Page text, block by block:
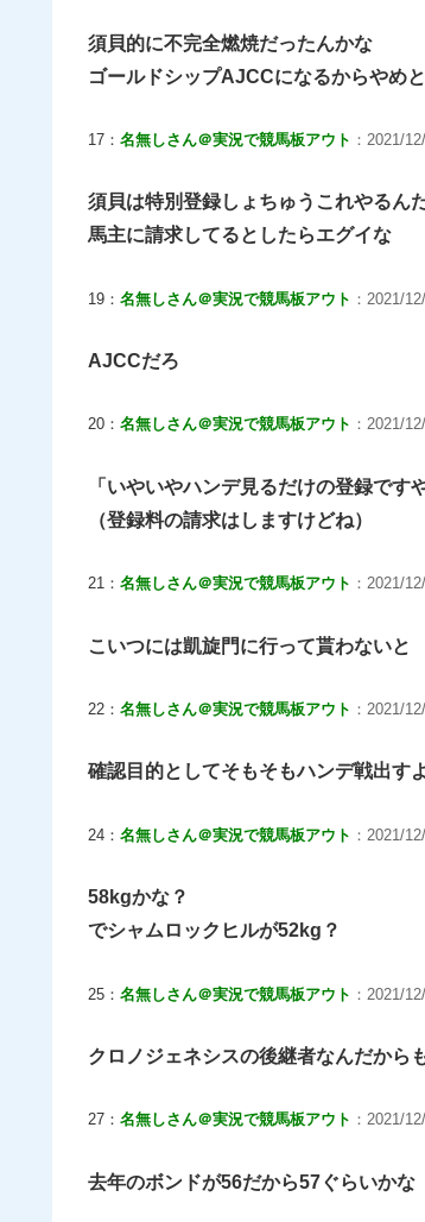
須貝的に不完全燃焼だったんかな
ゴールドシップAJCCになるからやめ
17： 名無しさん＠実況で競馬板アウト ：2021/
須貝は特別登録しょちゅうこれやるん
馬主に請求してるとしたらエグイな
19： 名無しさん＠実況で競馬板アウト ：2021/
AJCCだろ
20： 名無しさん＠実況で競馬板アウト ：2021/
「いやいやハンデ見るだけの登録です
（登録料の請求はしますけどね）
21： 名無しさん＠実況で競馬板アウト ：2021/
こいつには凱旋門に行って貰わないと
22： 名無しさん＠実況で競馬板アウト ：2021/
確認目的としてそもそもハンデ戦出す
24： 名無しさん＠実況で競馬板アウト ：2021/
58kgかな？
でシャムロックヒルが52kg？
25： 名無しさん＠実況で競馬板アウト ：2021/
クロノジェネシスの後継者なんだから
27： 名無しさん＠実況で競馬板アウト ：2021/
去年のボンドが56だから57ぐらいかな